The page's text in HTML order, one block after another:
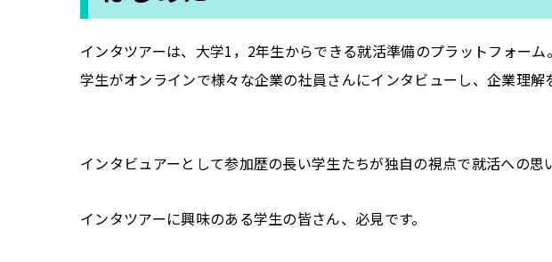
インタツアーは、大学1，2年生からできる就活準備のプラットフォーム。
学生がオンラインで様々な企業の社員さんにインタビューし、企業理解
インタビュアーとして参加歴の長い学生たちが独自の視点で就活への思
インタツアーに興味のある学生の皆さん、必見です。